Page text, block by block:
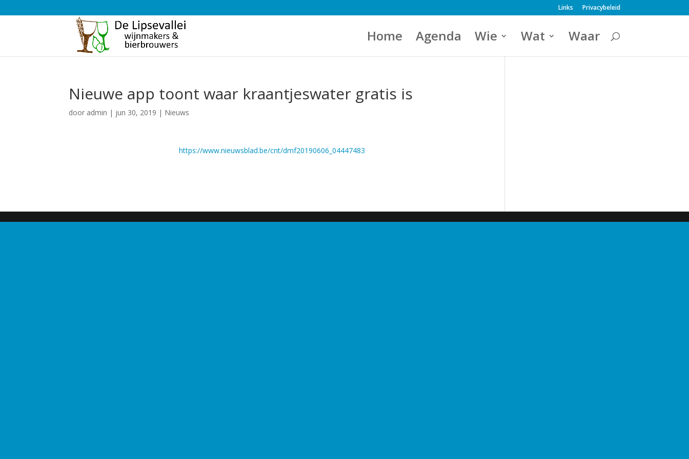
Links Privacybeleid
Home Agenda Wie Wat Waar
Nieuwe app toont waar kraantjeswater gratis is
door admin | jun 30, 2019 | Nieuws
https://www.nieuwsblad.be/cnt/dmf20190606_04447483